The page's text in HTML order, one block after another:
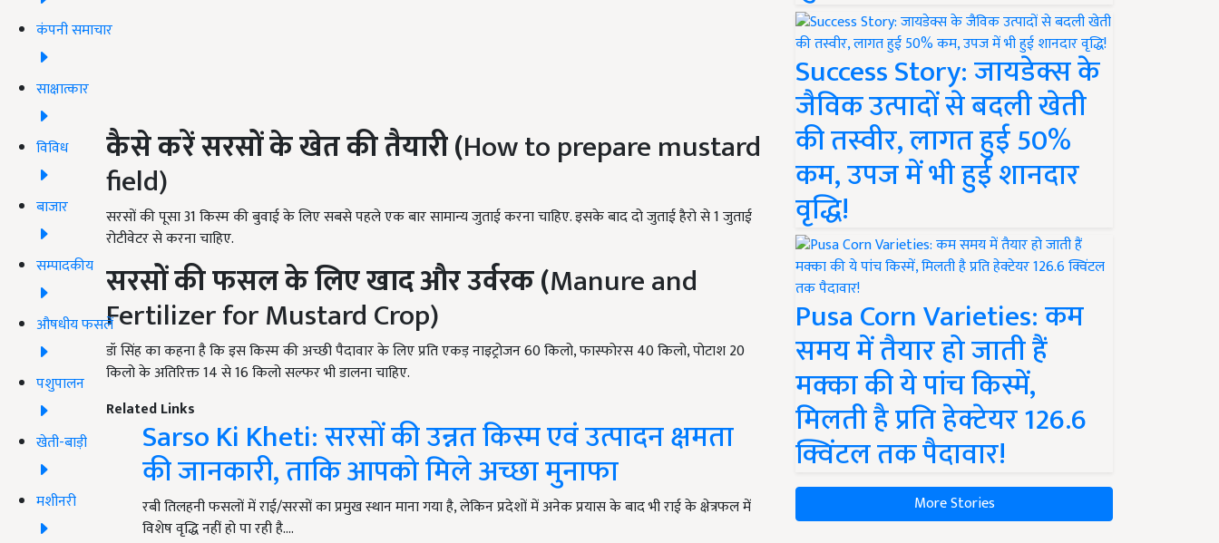
कंपनी समाचार
साक्षात्कार
विविध
बाजार
सम्पादकीय
औषधीय फसलें
पशुपालन
खेती-बाड़ी
मशीनरी
कैसेकरें सरसों केखेतकीतैयारी (How to prepare mustard
field)
सरसों की पूसा 31 किस्म की बुवाई के लिए सबसे पहले एक बार सामान्य जुताई करना चाहिए. इसके बाद दो जुताई हैरो से 1 जुताई
रोटीवेटर से करना चाहिए.
सरसों की फसल के लिए खादऔरउर्वरक (Manure and
Fertilizer for Mustard Crop)
डॉ सिंह का कहना है कि इस किस्म की अच्छी पैदावार के लिए प्रति एकड़ नाइट्रोजन 60 किलो, फास्फोरस 40 किलो, पोटाश 20
किलो के अतिरिक्त 14 से 16 किलो सल्फर भी डालना चाहिए.
Related Links
Sarso Ki Kheti: सरसों की उन्नत किस्म एवं उत्पादन क्षमता
की जानकारी, ताकि आपको मिले अच्छा मुनाफा
रबी तिलहनी फसलों में राई/सरसों का प्रमुख स्थान माना गया है, लेकिन प्रदेशों में अनेक प्रयास के बाद भी राई के क्षेत्रफल में
विशेष वृद्धि नहीं हो पा रही है.…
Success Story: जायडेक्स के
जैविक उत्पादों से बदली खेती
की तस्वीर, लागत हुई 50%
कम, उपज में भी हुई शानदार
वृद्धि!
Pusa Corn Varieties: कम
समय में तैयार हो जाती हैं
मक्का की ये पांच किस्में,
मिलती है प्रति हेक्टेयर 126.6
क्विंटल तक पैदावार!
More Stories